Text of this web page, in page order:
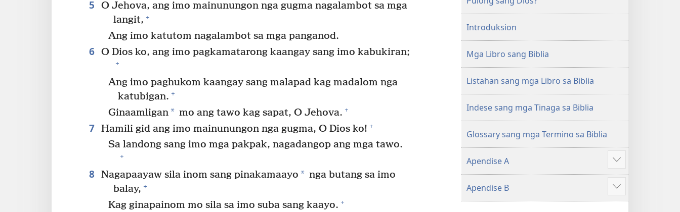
5
O Jehova, ang imo mainunungon nga gugma nagalambot sa mga
langit, +
Ang imo katutom nagalambot sa mga panganod.
6 O Dios ko, ang imo pagkamatarong kaangay sang imo kabukiran;
+
Ang imo paghukom kaangay sang malapad kag madalom nga
katubigan. +
Ginaamligan* mo ang tawo kag sapat, O Jehova. +
7 Hamili gid ang imo mainunungon nga gugma, O Dios ko! +
Sa landong sang imo mga pakpak, nagadangop ang mga tawo.
+
8 Nagapaayaw sila inom sang pinakamaayo * nga butang sa imo
balay, +
Kag ginapainom mo sila sa imo suba sang kaayo. +
Bag-
nga
Badbad
sang
Balaan
nga
Kasulatan
(2014 nga
Badbad
Balaan
nga
Kasulatan
(2014 nga
Edisyon)
iban
Introduksion
Mga Libro sang Biblia
Listahan sang mga Libro sa Biblia
Indese sang mga Tinaga sa Biblia
Glossary sang mga Termino sa Biblia
Apendise A
Ipakita
ang
iban
pa
Apendise B
Ipakita
ang